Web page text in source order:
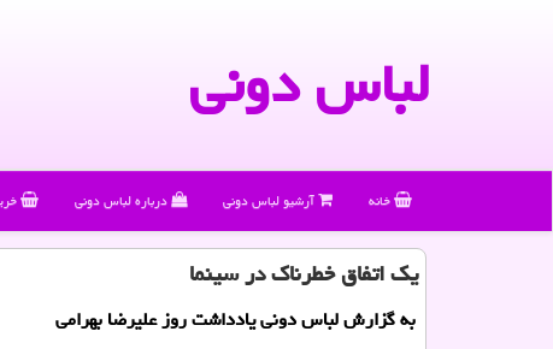
لباس دونی
خانه آرشیو لباس دونی درباره لباس دونی
یك اتفاق خطرناك در سینما
به گزارش لباس دونی یادداشت روز علیرضا بهرامی